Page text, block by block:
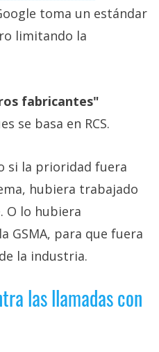
toma un estándar
limitando la
fabricantes"
se basa en RCS.
si la prioridad fuera
hubiera trabajado
O lo hubiera
GSMA, para que fuera
la industria.
las llamadas con